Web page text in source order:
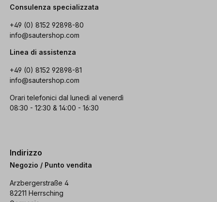
Consulenza specializzata
+49 (0) 8152 92898-80
info@sautershop.com
Linea di assistenza
+49 (0) 8152 92898-81
info@sautershop.com
Orari telefonici dal lunedì al venerdì
08:30 - 12:30 & 14:00 - 16:30
Indirizzo
Negozio / Punto vendita
Arzbergerstraße 4
82211 Herrsching